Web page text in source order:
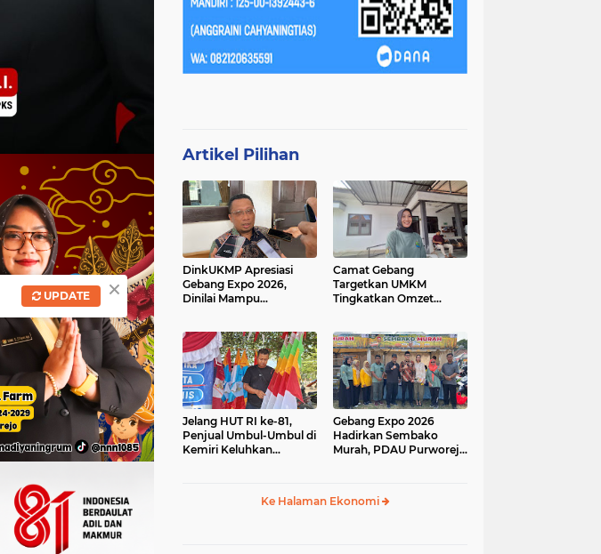
Artikel Pilihan
DinkUKMP Apresiasi
Gebang Expo 2026,
Dinilai Mampu
Lokal
Camat Gebang
Targetkan UMKM
Tingkatkan Omzet
Jelang HUT RI ke-81,
Penjual Umbul-Umbul di
Kemiri Keluhkan
Gebang Expo 2026
Hadirkan Sembako
Murah, PDAU Purworejo
Ke Halaman Ekonomi
×
UPDATE